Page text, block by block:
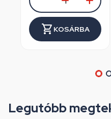
KOSÁRBA
Legutóbb